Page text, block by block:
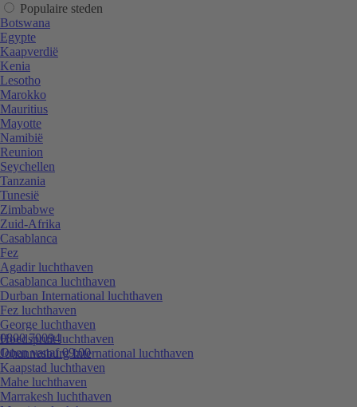
0800 70094
Open vanaf 09:00
Populaire steden
Botswana
Egypte
Kaapverdië
Kenia
Lesotho
Marokko
Mauritius
Mayotte
Namibië
Reunion
Seychellen
Tanzania
Tunesië
Zimbabwe
Zuid-Afrika
Casablanca
Fez
Agadir luchthaven
Casablanca luchthaven
Durban International luchthaven
Fez luchthaven
George luchthaven
Hoedspruit luchthaven
Johannesburg International luchthaven
Kaapstad luchthaven
Mahe luchthaven
Marrakesh luchthaven